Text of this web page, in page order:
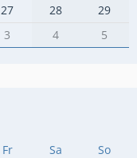
27 28
29
3 4 5
Fr Sa
So